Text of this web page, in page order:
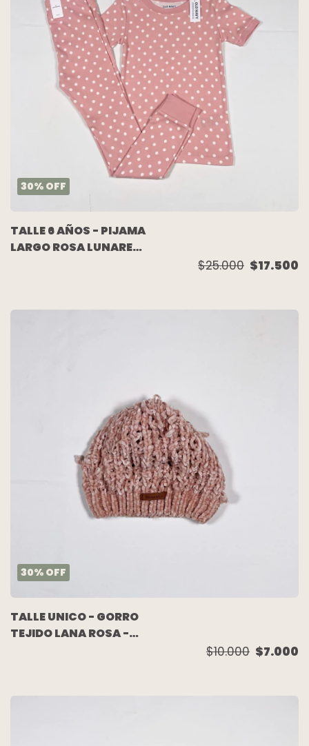
30% OFF
TALLE 6 AÑOS - PIJAMA
LARGO ROSA LUNARES
$25.000 $17.500
30% OFF
TALLE UNICO - GORRO
TEJIDO LANA ROSA -
$10.000 $7.000